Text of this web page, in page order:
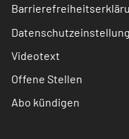
Videotext
Offene Stellen
Abo kündigen